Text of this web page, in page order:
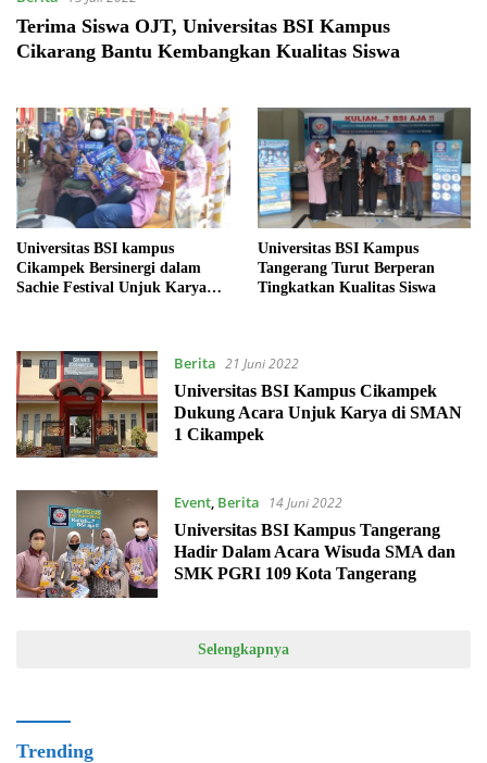
Terima Siswa OJT, Universitas BSI Kampus
Cikarang Bantu Kembangkan Kualitas Siswa
Universitas BSI kampus
Cikampek Bersinergi dalam
Sachie Festival Unjuk Karya
Universitas BSI Kampus
Tangerang Turut Berperan
Tingkatkan Kualitas Siswa
Berita 21 Juni 2022
Universitas BSI Kampus Cikampek
Dukung Acara Unjuk Karya di SMAN
1 Cikampek
Event, Berita
14 Juni 2022
Universitas BSI Kampus Tangerang
Hadir Dalam Acara Wisuda SMA dan
SMK PGRI 109 Kota Tangerang
Selengkapnya
Trending